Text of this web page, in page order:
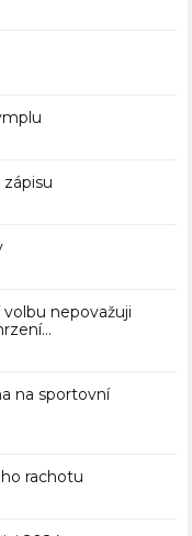
nepovažuji
na sportovní
rachotu